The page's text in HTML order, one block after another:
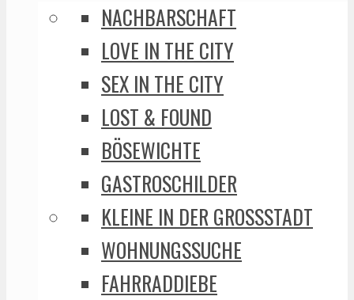
NACHBARSCHAFT
LOVE IN THE CITY
SEX IN THE CITY
LOST & FOUND
BÖSEWICHTE
GASTROSCHILDER
KLEINE IN DER GROSSSTADT
WOHNUNGSSUCHE
FAHRRADDIEBE